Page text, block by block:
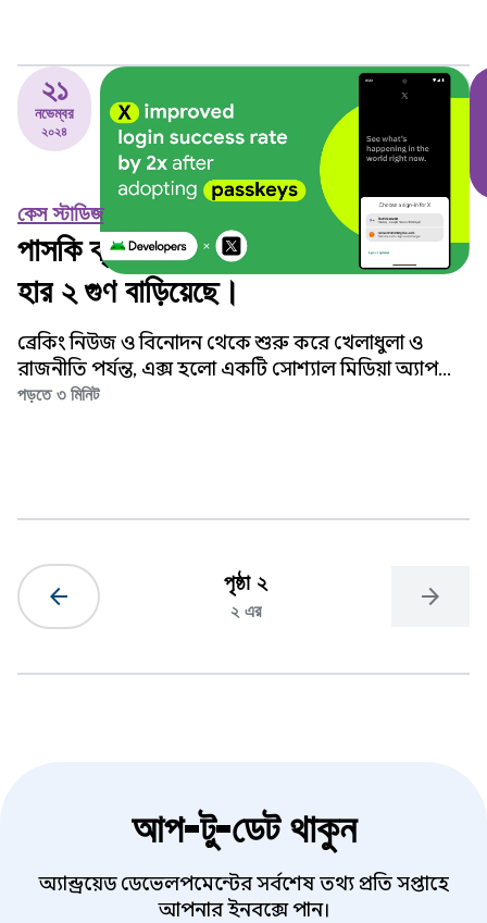
২১
নভেম্বর
২০২৪
কেস স্টাডিজ
পাসকি ব্যবহারের পর X লগইন সফলতার
হার ২ গুণ বাড়িয়েছে।
ব্রেকিং নিউজ ও বিনোদন থেকে শুরু করে খেলাধুলা ও
রাজনীতি পর্যন্ত, এক্স হলো একটি সোশ্যাল মিডিয়া অ্যাপ
যার লক্ষ্য বিশ্বজুড়ে প্রায় ৫০ কোটি ব্যবহারকারীকে সমস্ত
পড়তে ৩ মিনিট
arrow_back পৃষ্ঠা ২
২ এর arrow_forward
আপ-টু-ডেট থাকুন
অ্যান্ড্রয়েড ডেভেলপমেন্টের সর্বশেষ তথ্য প্রতি সপ্তাহে
আপনার ইনবক্সে পান।